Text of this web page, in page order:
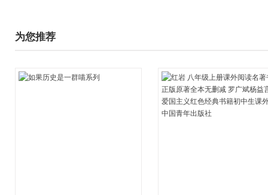
为您推荐